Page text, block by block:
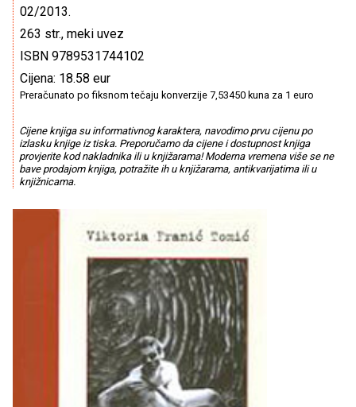
02/2013.
263 str., meki uvez
ISBN 9789531744102
Cijena: 18.58 eur
Preračunato po fiksnom tečaju konverzije 7,53450 kuna za 1 euro
Cijene knjiga su informativnog karaktera, navodimo prvu cijenu po
izlasku knjige iz tiska. Preporučamo da cijene i dostupnost knjiga
provjerite kod nakladnika ili u knjižarama! Moderna vremena više se ne
bave prodajom knjiga, potražite ih u knjižarama, antikvarijatima ili u
knjižnicama.